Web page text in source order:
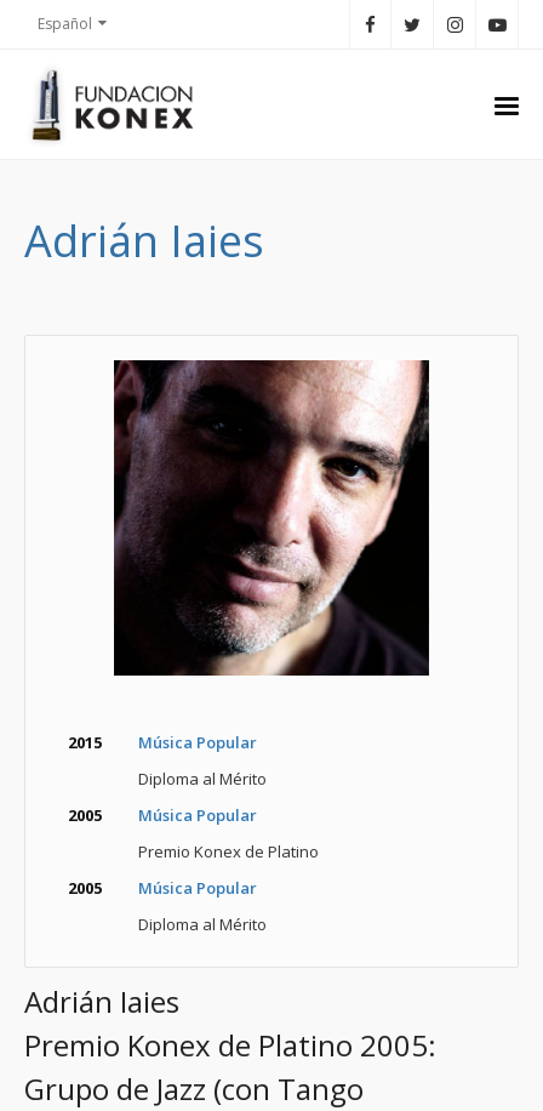
Español
Adrián Iaies
2015
Música Popular
Diploma al Mérito
2005
Música Popular
Premio Konex de Platino
2005
Música Popular
Diploma al Mérito
Adrián Iaies
Premio Konex de Platino 2005:
Grupo de Jazz (con Tango